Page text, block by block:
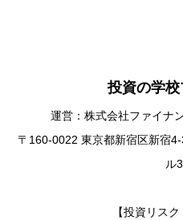
投資の学
運営：株式会社ファイナ
〒160-0022 東京都新宿区新宿
ル
【投資リス